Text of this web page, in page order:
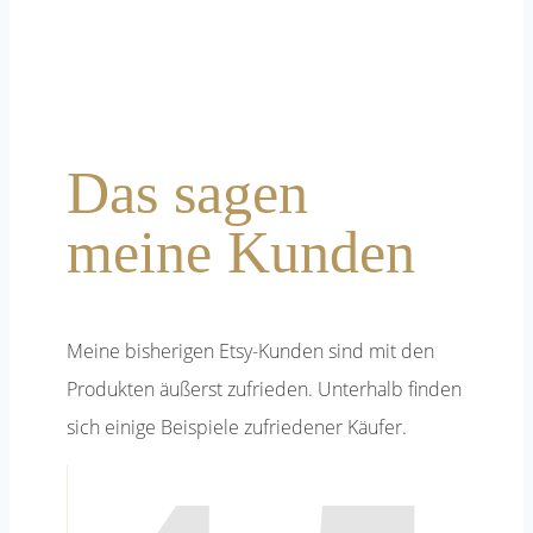
Das sagen
meine Kunden
Meine bisherigen Etsy-Kunden sind mit den
Produkten äußerst zufrieden. Unterhalb finden
sich einige Beispiele zufriedener Käufer.